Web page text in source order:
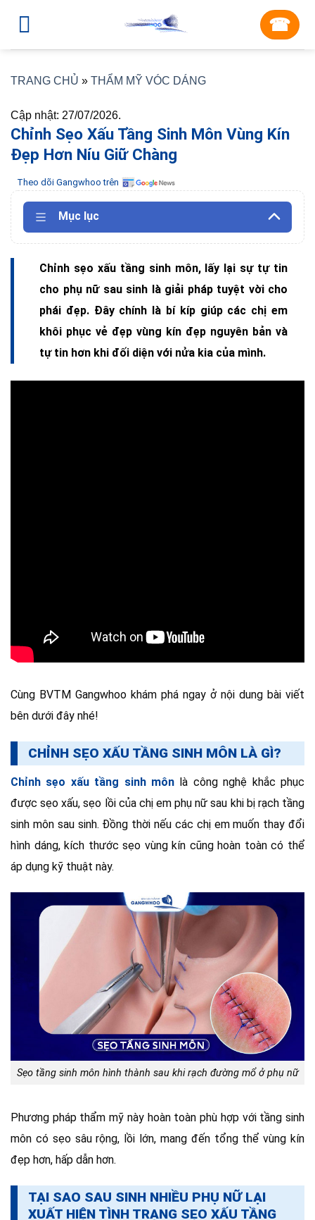
☎︎
TRANG CHỦ » THẨM MỸ VÓC DÁNG
Cập nhật: 27/07/2026.
Chỉnh Sẹo Xấu Tầng Sinh Môn Vùng Kín
Đẹp Hơn Níu Giữ Chàng
Theo dõi Gangwhoo trên
Mục lục
Chỉnh sẹo xấu tầng sinh môn, lấy lại sự tự tin
cho phụ nữ sau sinh là giải pháp tuyệt vời cho
phái đẹp. Đây chính là bí kíp giúp các chị em
khôi phục vẻ đẹp vùng kín đẹp nguyên bản và
tự tin hơn khi đối diện với nửa kia của mình.
Cùng BVTM Gangwhoo khám phá ngay ở nội dung bài viết
bên dưới đây nhé!
CHỈNH SẸO XẤU TẦNG SINH MÔN LÀ GÌ?
Chỉnh sẹo xấu tầng sinh môn là công nghệ khắc phục
được sẹo xấu, sẹo lồi của chị em phụ nữ sau khi bị rạch tầng
sinh môn sau sinh. Đồng thời nếu các chị em muốn thay đổi
hình dáng, kích thước sẹo vùng kín cũng hoàn toàn có thể
áp dụng kỹ thuật này.
Sẹo tầng sinh môn hình thành sau khi rạch đường mổ ở phụ nữ
Phương pháp thẩm mỹ này hoàn toàn phù hợp với tầng sinh
môn có sẹo sâu rộng, lồi lớn, mang đến tổng thể vùng kín
đẹp hơn, hấp dẫn hơn.
TẠI SAO SAU SINH NHIỀU PHỤ NỮ LẠI
XUẤT HIỆN TÌNH TRẠNG SẸO XẤU TẦNG